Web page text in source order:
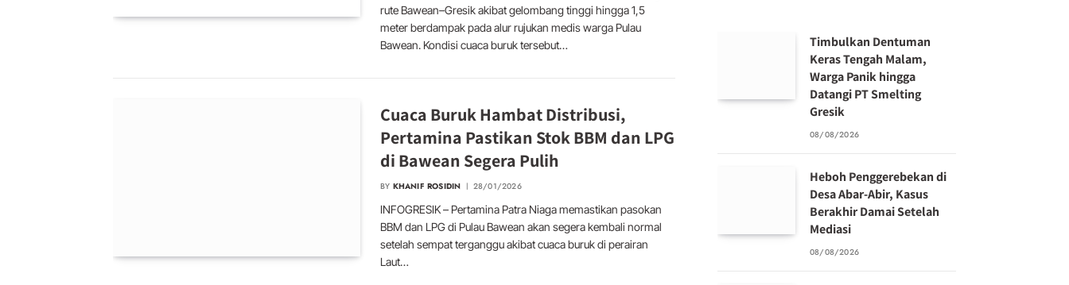
rute Bawean–Gresik akibat gelombang tinggi hingga 1,5
meter berdampak pada alur rujukan medis warga Pulau
Bawean. Kondisi cuaca buruk tersebut…
Cuaca Buruk Hambat Distribusi,
Pertamina Pastikan Stok BBM dan LPG
di Bawean Segera Pulih
BY KHANIF ROSIDIN 28/01/2026
INFOGRESIK – Pertamina Patra Niaga memastikan pasokan
BBM dan LPG di Pulau Bawean akan segera kembali normal
setelah sempat terganggu akibat cuaca buruk di perairan
Laut…
Timbulkan Dentuman
Keras Tengah Malam,
Warga Panik hingga
Datangi PT Smelting
Gresik
08/08/2026
Heboh Penggerebekan di
Desa Abar-Abir, Kasus
Berakhir Damai Setelah
Mediasi
08/08/2026